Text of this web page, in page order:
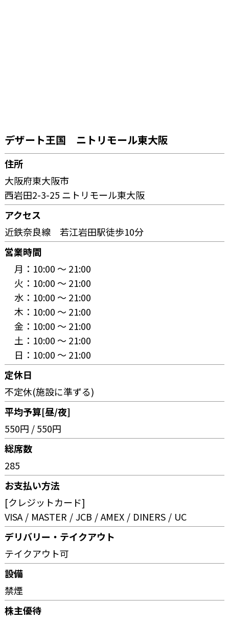
デザート王国 ニトリモール東大阪
住所
大阪府東大阪市
西岩田2-3-25 ニトリモール東大阪
アクセス
近鉄奈良線 若江岩田駅徒歩10分
営業時間
月： 10:00 〜 21:00
火： 10:00 〜 21:00
水： 10:00 〜 21:00
木： 10:00 〜 21:00
金： 10:00 〜 21:00
土： 10:00 〜 21:00
日： 10:00 〜 21:00
定休日
不定休(施設に準ずる)
平均予算[昼/夜]
550円 / 550円
総席数
285
お支払い方法
[クレジットカード]
VISA
MASTER JCB AMEX DINERS
UC
デリバリー・テイクアウト
テイクアウト可
設備
禁煙
株主優待